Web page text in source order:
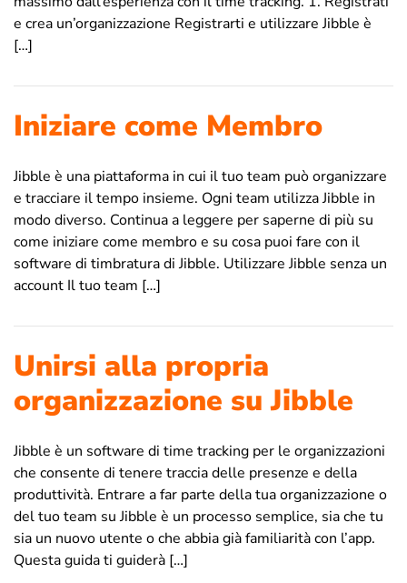
e crea un’organizzazione Registrarti e utilizzare Jibble è
[…]
Iniziare come Membro
Jibble è una piattaforma in cui il tuo team può organizzare
e tracciare il tempo insieme. Ogni team utilizza Jibble in
modo diverso. Continua a leggere per saperne di più su
come iniziare come membro e su cosa puoi fare con il
software di timbratura di Jibble. Utilizzare Jibble senza un
account Il tuo team […]
Unirsi alla propria
organizzazione su Jibble
Jibble è un software di time tracking per le organizzazioni
che consente di tenere traccia delle presenze e della
produttività. Entrare a far parte della tua organizzazione o
del tuo team su Jibble è un processo semplice, sia che tu
sia un nuovo utente o che abbia già familiarità con l’app.
Questa guida ti guiderà […]